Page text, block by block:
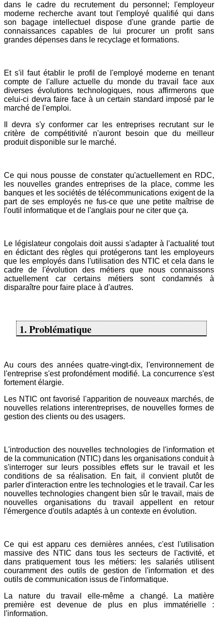
dans le cadre du recrutement du personnel; l'employeur
moderne recherche avant tout l'employé qualifié qui dans
son bagage intellectuel dispose d'une grande partie de
connaissances capables de lui procurer un profit sans
grandes dépenses dans le recyclage et formations.
Et s'il faut établir le profil de l'employé moderne en tenant
compte de l'allure actuelle du monde du travail face aux
diverses évolutions technologiques, nous affirmerons que
celui-ci devra faire face à un certain standard imposé par le
marché de l'emploi.
Il devra s'y conformer car les entreprises recrutant sur le
critère de compétitivité n'auront besoin que du meilleur
produit disponible sur le marché.
Ce qui nous pousse de constater qu'actuellement en RDC,
les nouvelles grandes entreprises de la place, comme les
banques et les sociétés de télécommunications exigent de la
part de ses employés ne fus-ce que une petite maîtrise de
l'outil informatique et de l'anglais pour ne citer que ça.
Le législateur congolais doit aussi s'adapter à l'actualité tout
en édictant des règles qui protégerons tant les employeurs
que les employés dans l'utilisation des NTIC et cela dans le
cadre de l'évolution des métiers que nous connaissons
actuellement car certains métiers sont condamnés à
disparaître pour faire place à d'autres.
1. Problématique
Au cours des années quatre-vingt-dix, l'environnement de
l'entreprise s'est profondément modifié. La concurrence s'est
fortement élargie.
Les NTIC ont favorisé l'apparition de nouveaux marchés, de
nouvelles relations interentreprises, de nouvelles formes de
gestion des clients ou des usagers.
L'introduction des nouvelles technologies de l'information et
de la communication (NTIC) dans les organisations conduit à
s'interroger sur leurs possibles effets sur le travail et les
conditions de sa réalisation. En fait, il convient plutôt de
parler d'interaction entre les technologies et le travail. Car les
nouvelles technologies changent bien sûr le travail, mais de
nouvelles organisations du travail appellent en retour
l'émergence d'outils adaptés à un contexte en évolution.
Ce qui est apparu ces dernières années, c'est l'utilisation
massive des NTIC dans tous les secteurs de l'activité, et
dans pratiquement tous les métiers: les salariés utilisent
couramment des outils de gestion de l'information et des
outils de communication issus de l'informatique.
La nature du travail elle-même a changé. La matière
première est devenue de plus en plus immatérielle :
l'information.